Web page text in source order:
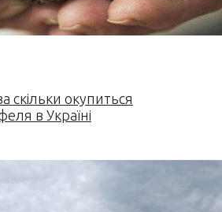
скільки окупиться
в Україні